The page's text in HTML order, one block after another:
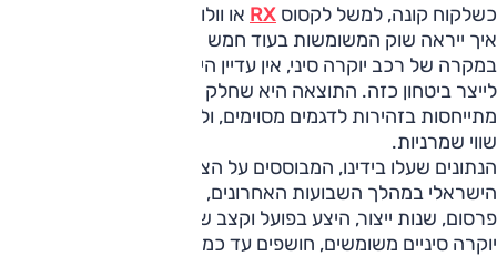
כשלקוח קונה, למשל לקסוס RX או וולוו
איך ייראה שוק המשומשות בעוד חמש שנים, פלוס מינוס. אבל
במקרה של רכב יוקרה סיני, אין עדיין היסטוריה ארוכה מספיק כדי
לייצר ביטחון כזה. התוצאה היא שחלק מחברות הטרייד אין
מתייחסות בזהירות לדגמים מסוימים, ולעיתים גם מציעות הערכות
שווי שמרניות.
הנתונים שעלו בידינו, המבוססים על הצלבת מודעות משוק הרכב
הישראלי במהלך השבועות האחרונים, כולל בחינה של מחירי
פרסום, שנות ייצור, היצע בפועל וקצב שינויי המחירים בדגמי
יוקרה סיניים משומשים, חושפים עד כמה שוק הפרמיום הסיני